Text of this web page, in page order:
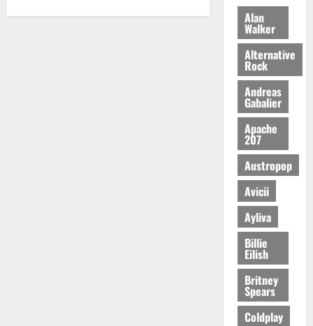
der
Alan
Walker
Alternative
Rock
Andreas
Gabalier
Apache
207
Austropop
Avicii
Ayliva
Billie
Eilish
Britney
Spears
Coldplay